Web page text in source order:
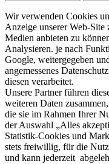
Wir verwenden Cookies
Anzeige unserer Web-
Medien anbieten zu
Analysieren. je nach
Google, weitergegeben
angemessenes
diesen verarbeitet.
Unsere Partner führen
weiteren Daten
die sie im Rahmen Ihrer
der Auswahl „Alles
Statistik-Cookies und
stets freiwillig, für die
und kann jederzeit